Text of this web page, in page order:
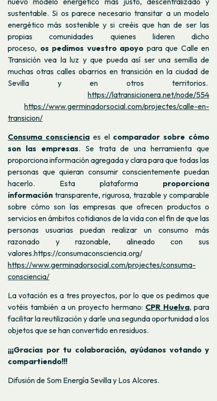
sustentable. Si os parece necesario transitar a un modelo
energético más sostenible y si creéis que han de ser las
propias comunidades quienes lideren dicho
proceso, os pedimos vuestro apoyo para que Calle en
Transición vea la luz y que pueda así ser una semilla de
muchas otras calles obarrios en transición en la ciudad de
Sevilla y en otros territorios.
https://latransicionera.net/node/554
https://www.germinadorsocial.com/projectes/calle-en-
transicion/
Consuma conscienciaes el comparador sobre cómo
son las empresas. Se trata de una herramienta que
proporciona información agregada y clara para que todas las
personas que quieran consumir conscientemente puedan
hacerlo. Esta plataforma proporciona
información transparente, rigurosa, trazable y comparable
sobre cómo son las empresas que ofrecen productos o
servicios en ámbitos cotidianos de la vida con el fin de que las
personas usuarias puedan realizar un consumo más
razonado y razonable, alineado con sus
valores.https://consumaconsciencia.org/
https://www.germinadorsocial.com/projectes/consuma-
consciencia/
La votación es a tres proyectos, por lo que os pedimos que
votéis también a un proyecto hermano: CPR Huelva, para
facilitar la reutilización y darle una segunda oportunidad a los
objetos que se han convertido en residuos.
¡¡¡Gracias por tu colaboración, ayúdanos votando y
compartiendo!!!
Difusión de Som Energía Sevilla y Los Alcores.